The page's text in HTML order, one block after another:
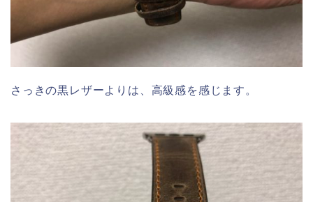
さっきの黒レザーよりは、高級感を感じます。